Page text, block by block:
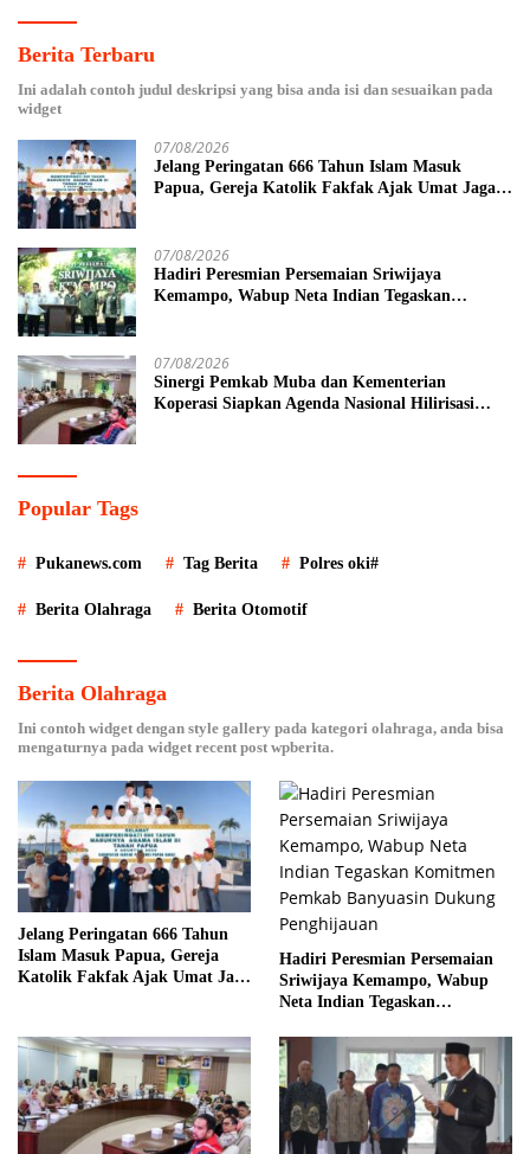
Berita Terbaru
Ini adalah contoh judul deskripsi yang bisa anda isi dan sesuaikan pada
widget
07/08/2026
Jelang Peringatan 666 Tahun Islam Masuk
Papua, Gereja Katolik Fakfak Ajak Umat Jaga
07/08/2026
Hadiri Peresmian Persemaian Sriwijaya
Kemampo, Wabup Neta Indian Tegaskan
07/08/2026
Sinergi Pemkab Muba dan Kementerian
Koperasi Siapkan Agenda Nasional Hilirisasi
Popular Tags
Pukanews.com Tag Berita Polres oki#
Berita Olahraga Berita Otomotif
Berita Olahraga
Ini contoh widget dengan style gallery pada kategori olahraga, anda bisa
mengaturnya pada widget recent post wpberita.
Jelang Peringatan 666 Tahun
Islam Masuk Papua, Gereja
Katolik Fakfak Ajak Umat Jaga
Hadiri Peresmian Persemaian
Sriwijaya Kemampo, Wabup
Neta Indian Tegaskan
Dukung Penghijauan